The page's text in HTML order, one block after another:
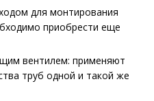
для монтирования
приобрести еще
вентилем: применяют
труб одной и такой же